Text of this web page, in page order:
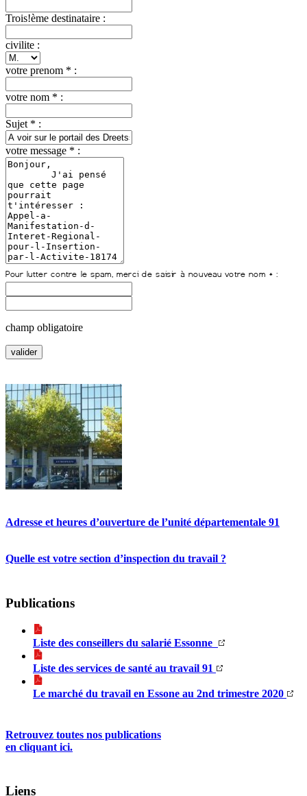
Trois!ème destinataire :
civilite :
votre prenom * :
votre nom * :
Sujet * :
votre message * :
champ obligatoire
Adresse et heures d’ouverture de l’unité départementale 91
Quelle est votre section d’inspection du travail ?
Publications
Liste des conseillers du salarié Essonne
Liste des services de santé au travail 91
Le marché du travail en Essone au 2nd trimestre 2020
Retrouvez toutes nos publications
en cliquant ici.
Liens